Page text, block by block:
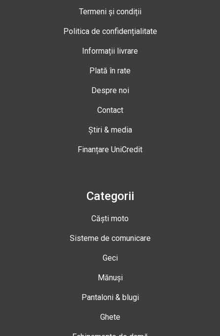
Termeni și condiții
Politica de confidențialitate
Informații livrare
Plată în rate
Despre noi
Contact
Știri & media
Finanțare UniCredit
Categorii
Căști moto
Sisteme de comunicare
Geci
Mănuși
Pantaloni & blugi
Ghete